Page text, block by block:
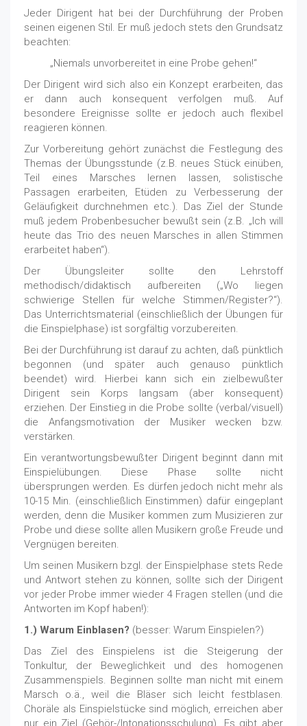
Jeder Dirigent hat bei der Durchführung der Proben
seinen eigenen Stil. Er muß jedoch stets den Grundsatz
beachten:
„Niemals unvorbereitet in eine Probe gehen!“
Der Dirigent wird sich also ein Konzept erarbeiten, das
er dann auch konsequent verfolgen muß. Auf
besondere Ereignisse sollte er jedoch auch flexibel
reagieren können.
Zur Vorbereitung gehört zunächst die Festlegung des
Themas der Übungsstunde (z.B. neues Stück einüben,
Teil eines Marsches lernen lassen, solistische
Passagen erarbeiten, Etüden zu Verbesserung der
Geläufigkeit durchnehmen etc.). Das Ziel der Stunde
muß jedem Probenbesucher bewußt sein (z.B. „Ich will
heute das Trio des neuen Marsches in allen Stimmen
erarbeitet haben“).
Der Übungsleiter sollte den Lehrstoff
methodisch/didaktisch aufbereiten („Wo liegen
schwierige Stellen für welche Stimmen/Register?“).
Das Unterrichtsmaterial (einschließlich der Übungen für
die Einspielphase) ist sorgfältig vorzubereiten.
Bei der Durchführung ist darauf zu achten, daß pünktlich
begonnen (und später auch genauso pünktlich
beendet) wird. Hierbei kann sich ein zielbewußter
Dirigent sein Korps langsam (aber konsequent)
erziehen. Der Einstieg in die Probe sollte (verbal/visuell)
die Anfangsmotivation der Musiker wecken bzw.
verstärken.
Ein verantwortungsbewußter Dirigent beginnt dann mit
Einspielübungen. Diese Phase sollte nicht
übersprungen werden. Es dürfen jedoch nicht mehr als
10-15 Min. (einschließlich Einstimmen) dafür eingeplant
werden, denn die Musiker kommen zum Musizieren zur
Probe und diese sollte allen Musikern große Freude und
Vergnügen bereiten.
Um seinen Musikern bzgl. der Einspielphase stets Rede
und Antwort stehen zu können, sollte sich der Dirigent
vor jeder Probe immer wieder 4 Fragen stellen (und die
Antworten im Kopf haben!):
1.) Warum Einblasen? (besser: Warum Einspielen?)
Das Ziel des Einspielens ist die Steigerung der
Tonkultur, der Beweglichkeit und des homogenen
Zusammenspiels. Beginnen sollte man nicht mit einem
Marsch o.ä., weil die Bläser sich leicht festblasen.
Choräle als Einspielstücke sind möglich, erreichen aber
nur ein Ziel (Gehör-/Intonationsschulung). Es gibt aber